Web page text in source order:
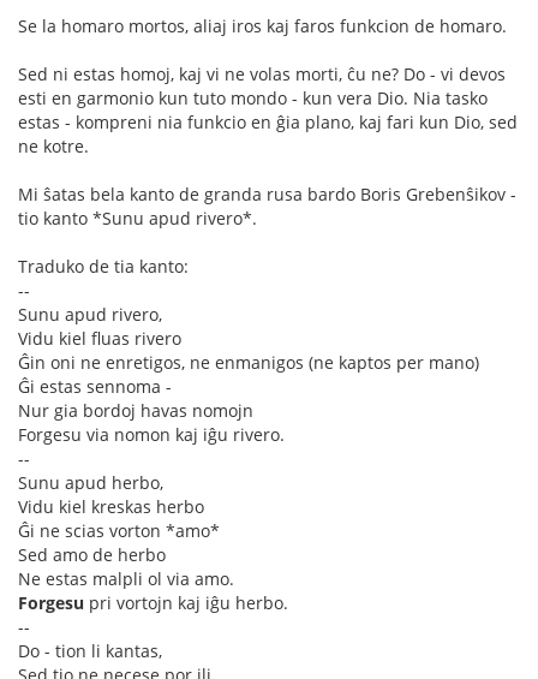
Se la homaro mortos, aliaj iros kaj faros funkcion de homaro.
Sed ni estas homoj, kaj vi ne volas morti, ĉu ne? Do - vi devos
esti en garmonio kun tuto mondo - kun vera Dio. Nia tasko
estas - kompreni nia funkcio en ĝia plano, kaj fari kun Dio, sed
ne kotre.
Mi ŝatas bela kanto de granda rusa bardo Boris Grebenŝikov -
tio kanto *Sunu apud rivero*.
Traduko de tia kanto:
--
Sunu apud rivero,
Vidu kiel fluas rivero
Ĝin oni ne enretigos, ne enmanigos (ne kaptos per mano)
Ĝi estas sennoma -
Nur gia bordoj havas nomojn
Forgesu via nomon kaj iĝu rivero.
--
Sunu apud herbo,
Vidu kiel kreskas herbo
Ĝi ne scias vorton *amo*
Sed amo de herbo
Ne estas malpli ol via amo.
Forgesu pri vortojn kaj iĝu herbo.
--
Do - tion li kantas,
Sed tio ne necese por ili,